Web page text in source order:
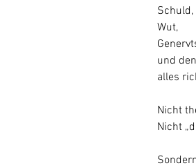
Schuld,
Wut,
und
alles
Nicht
Nicht